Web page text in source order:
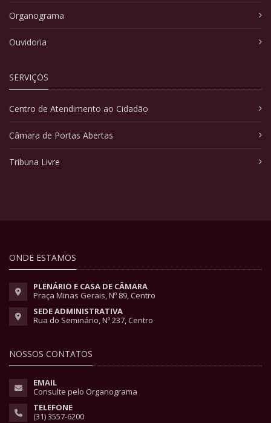
Organograma
Ouvidoria
SERVIÇOS
Centro de Atendimento ao Cidadão
Câmara de Portas Abertas
Tribuna Livre
ONDE ESTAMOS
PLENÁRIO E CASA DE CÂMARA
Praça Minas Gerais, Nº 89, Centro
SEDE ADMINISTRATIVA
Rua do Seminário, Nº 237, Centro
NOSSOS CONTATOS
EMAIL
Consulte pelo Organograma
TELEFONE
(31) 3557-6200